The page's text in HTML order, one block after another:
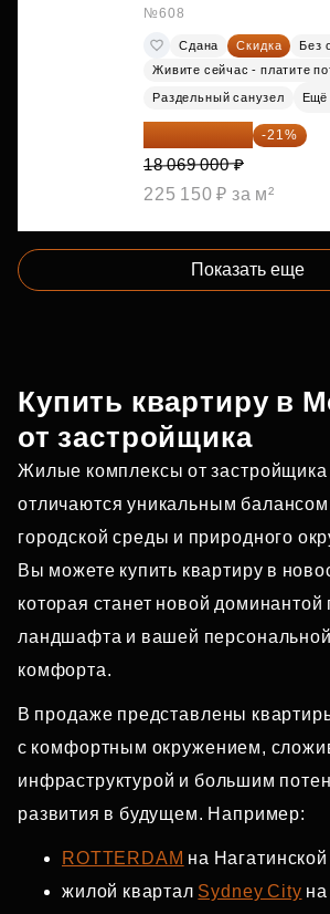
№608
Сдана Скидка
Без
Живите сейчас - платите
Раздельный санузел Ещё
14 274 510 ₽ -21%
18 069 000 ₽
225 150 ₽ за м²
Показать еще
Купить квартиру в
от застройщика
Жилые комплексы от
отличаются уникальным балансом
городской среды и природного
Вы можете купить квартиру в
которая станет новой доминантой
ландшафта и вашей
комфорта.
В продаже представлены
с комфортным окружением,
инфраструктурой и большим
развития в будущем. Например:
ROTTERDAM на
жилой квартал Sydney City